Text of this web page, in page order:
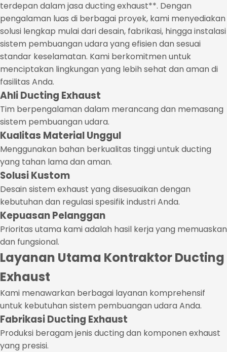
terdepan dalam jasa ducting exhaust**. Dengan
pengalaman luas di berbagai proyek, kami menyediakan
solusi lengkap mulai dari desain, fabrikasi, hingga instalasi
sistem pembuangan udara yang efisien dan sesuai
standar keselamatan. Kami berkomitmen untuk
menciptakan lingkungan yang lebih sehat dan aman di
fasilitas Anda.
Ahli Ducting Exhaust
Tim berpengalaman dalam merancang dan memasang
sistem pembuangan udara.
Kualitas Material Unggul
Menggunakan bahan berkualitas tinggi untuk ducting
yang tahan lama dan aman.
Solusi Kustom
Desain sistem exhaust yang disesuaikan dengan
kebutuhan dan regulasi spesifik industri Anda.
Kepuasan Pelanggan
Prioritas utama kami adalah hasil kerja yang memuaskan
dan fungsional.
Layanan Utama Kontraktor Ducting
Exhaust
Kami menawarkan berbagai layanan komprehensif
untuk kebutuhan sistem pembuangan udara Anda.
Fabrikasi Ducting Exhaust
Produksi beragam jenis ducting dan komponen exhaust
yang presisi.